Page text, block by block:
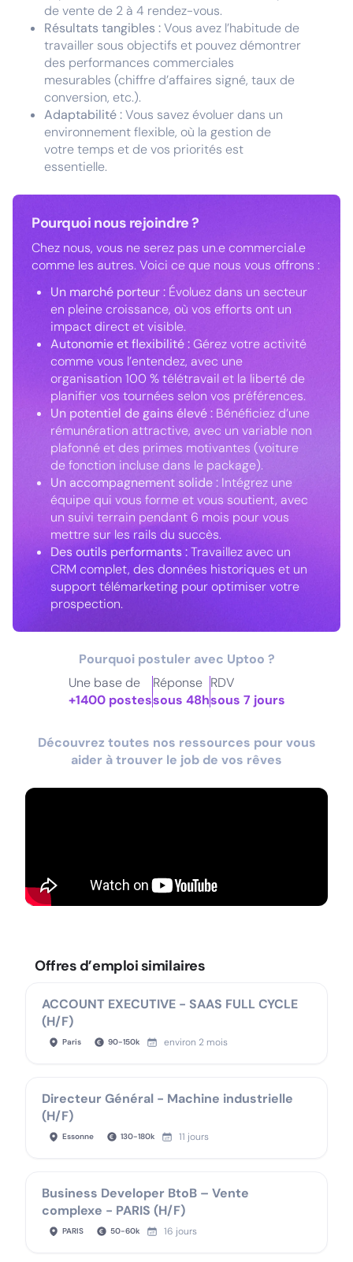
de vente de 2 à 4 rendez-vous.
Résultats tangibles :Vous avez l’habitude de
travailler sous objectifs et pouvez démontrer
des performances commerciales
mesurables (chiffre d’affaires signé, taux de
conversion, etc.).
Adaptabilité :Vous savez évoluer dans un
environnement flexible, où la gestion de
votre temps et de vos priorités est
essentielle.
Pourquoi nous rejoindre ?
Chez nous, vous ne serez pas un.e commercial.e
comme les autres. Voici ce que nous vous offrons :
Un marché porteur : Évoluez dans un secteur
en pleine croissance, où vos efforts ont un
impact direct et visible.
Autonomie et flexibilité :Gérez votre activité
comme vous l’entendez, avec une
organisation 100 % télétravail et la liberté de
planifier vos tournées selon vos préférences.
Un potentiel de gains élevé : Bénéficiez d’une
rémunération attractive, avec un variable non
plafonné et des primes motivantes (voiture
de fonction incluse dans le package).
Un accompagnement solide : Intégrez une
équipe qui vous forme et vous soutient, avec
un suivi terrain pendant 6 mois pour vous
mettre sur les rails du succès.
Des outils performants :Travaillez avec un
CRM complet, des données historiques et un
support télémarketing pour optimiser votre
prospection.
Pourquoi postuler avec Uptoo ?
Une base de
+1400 postes
Réponse
sous 48h
RDV
sous 7 jours
Découvrez toutes nos ressources pour vous
aider à trouver le job de vos rêves
Offres d’emploi similaires
ACCOUNT EXECUTIVE - SAAS FULL CYCLE
(H/F)
Paris 90-150k environ 2 mois
Directeur Général - Machine industrielle
(H/F)
Essonne 130-180k 11 jours
Business Developer BtoB – Vente
complexe - PARIS (H/F)
PARIS 50-60k 16 jours